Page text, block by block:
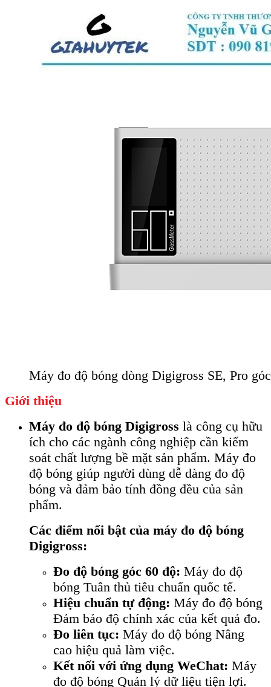
Máy đo độ bóng dòng Digigross SE, Pro
Giới thiệu
Máy đo độ bóng Digigross là công cụ hữu
ích cho các ngành công nghiệp cần kiểm
soát chất lượng bề mặt sản phẩm. Máy đo
độ bóng giúp người dùng dễ dàng đo độ
bóng và đảm bảo tính đồng đều của sản
phẩm.
Các điểm nổi bật của máy đo độ bóng
Digigross:
Đo độ bóng góc 60 độ: Máy đo độ
bóng Tuân thủ tiêu chuẩn quốc tế.
Hiệu chuẩn tự động: Máy đo độ bóng
Đảm bảo độ chính xác của kết quả đo.
Đo liên tục: Máy đo độ bóng Nâng
cao hiệu quả làm việc.
Kết nối với ứng dụng WeChat: Máy
đo độ bóng Quản lý dữ liệu tiện lợi.